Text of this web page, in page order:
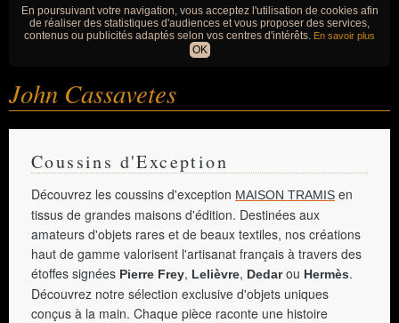
En poursuivant votre navigation, vous acceptez l'utilisation de cookies afin
de réaliser des statistiques d'audiences et vous proposer des services,
contenus ou publicités adaptés selon vos centres d'intérêts. En savoir plus
OK
John Cassavetes
Coussins d'Exception
Découvrez les coussins d'exception MAISON TRAMIS en
tissus de grandes maisons d'édition. Destinées aux
amateurs d'objets rares et de beaux textiles, nos créations
haut de gamme valorisent l'artisanat français à travers des
étoffes signées Pierre Frey, Lelièvre, Dedarou Hermès.
Découvrez notre sélection exclusive d'objets uniques
conçus à la main. Chaque pièce raconte une histoire